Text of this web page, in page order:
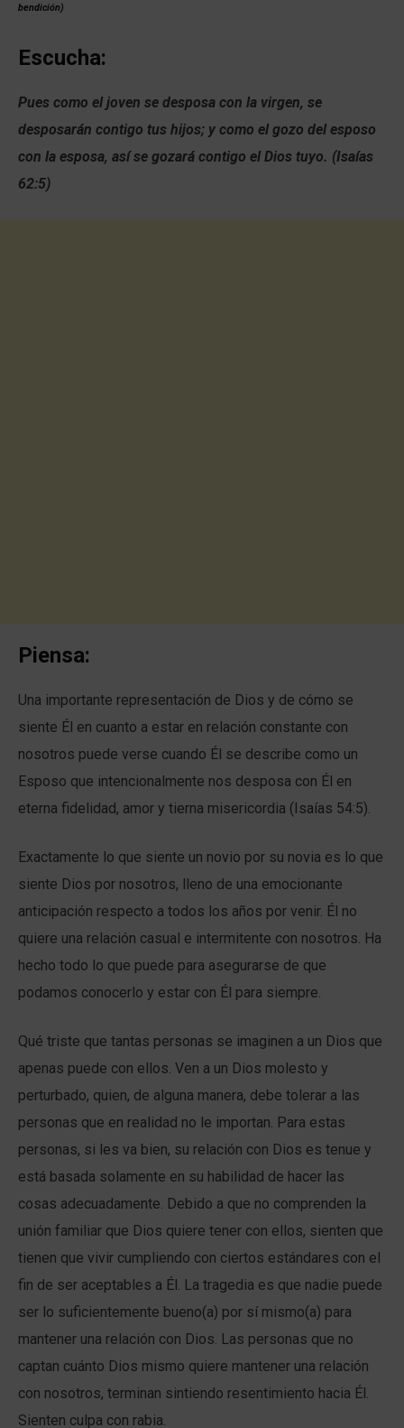
bendición)
Escucha:
Pues como el joven se desposa con la virgen, se
desposarán contigo tus hijos; y como el gozo del esposo
con la esposa, así se gozará contigo el Dios tuyo. (Isaías
62:5)
Piensa:
Una importante representación de Dios y de cómo se
siente Él en cuanto a estar en relación constante con
nosotros puede verse cuando Él se describe como un
Esposo que intencionalmente nos desposa con Él en
eterna fidelidad, amor y tierna misericordia (Isaías 54:5).
Exactamente lo que siente un novio por su novia es lo que
siente Dios por nosotros, lleno de una emocionante
anticipación respecto a todos los años por venir. Él no
quiere una relación casual e intermitente con nosotros. Ha
hecho todo lo que puede para asegurarse de que
podamos conocerlo y estar con Él para siempre.
Qué triste que tantas personas se imaginen a un Dios que
apenas puede con ellos. Ven a un Dios molesto y
perturbado, quien, de alguna manera, debe tolerar a las
personas que en realidad no le importan. Para estas
personas, si les va bien, su relación con Dios es tenue y
está basada solamente en su habilidad de hacer las
cosas adecuadamente. Debido a que no comprenden la
unión familiar que Dios quiere tener con ellos, sienten que
tienen que vivir cumpliendo con ciertos estándares con el
fin de ser aceptables a Él. La tragedia es que nadie puede
ser lo suficientemente bueno(a) por sí mismo(a) para
mantener una relación con Dios. Las personas que no
captan cuánto Dios mismo quiere mantener una relación
con nosotros, terminan sintiendo resentimiento hacia Él.
Sienten culpa con rabia.